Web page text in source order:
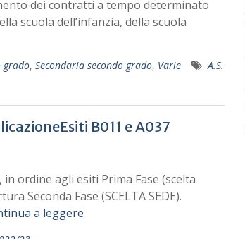
dei contratti a tempo determinato
scuola dell’infanzia, della scuola
grado, Secondaria secondo grado, Varie
A.S.
B011 e A037
in ordine agli esiti Prima Fase (scelta
Seconda Fase (SCELTA SEDE).
a leggere